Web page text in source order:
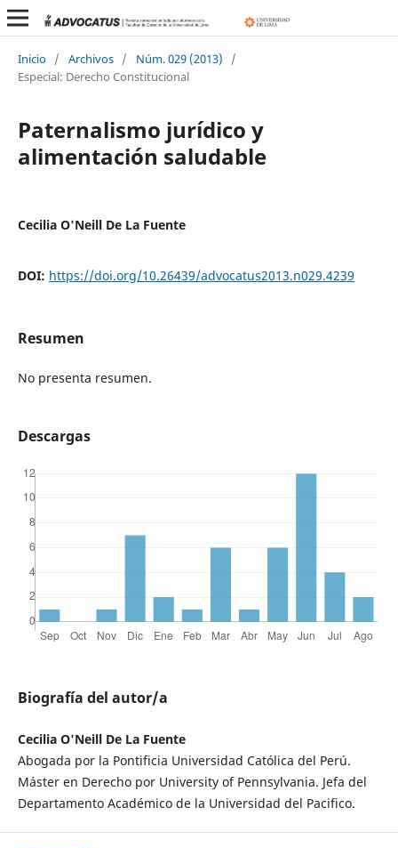
Inicio / Archivos / Núm. 029 (2013)
/
Especial: Derecho Constitucional
Paternalismo jurídico y
alimentación saludable
Cecilia O'Neill De La Fuente
DOI: https://doi.org/10.26439/advocatus2013.n029.4239
Resumen
No presenta resumen.
Descargas
Biografía del autor/a
Cecilia O'Neill De La Fuente
Abogada por la Pontificia Universidad Católica del Perú.
Máster en Derecho por University of Pennsylvania. Jefa del
Departamento Académico de la Universidad del Pacifico.